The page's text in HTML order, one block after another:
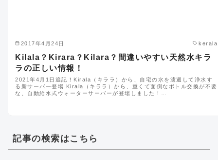
2017年4月24日 kerala
Kilala？Kirara？Kilara？間違いやすい天然水キラ
ラの正しい情報！
2021年4月1日追記！Kirala（キララ）から、自宅の水を濾過して浄水す
る新サーバー登場 Kirala（キララ）から、重くて面倒なボトル交換が不要
な、自動給水式ウォーターサーバーが登場しました！…
記事の検索はこちら